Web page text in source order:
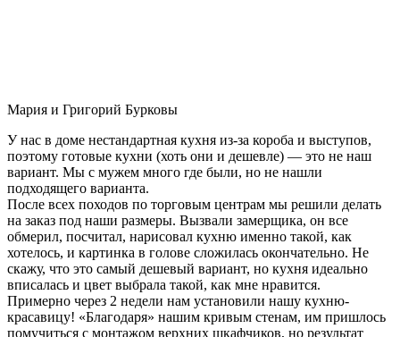
Мария и Григорий Бурковы
У нас в доме нестандартная кухня из-за короба и выступов,
поэтому готовые кухни (хоть они и дешевле) — это не наш
вариант. Мы с мужем много где были, но не нашли
подходящего варианта.
После всех походов по торговым центрам мы решили делать
на заказ под наши размеры. Вызвали замерщика, он все
обмерил, посчитал, нарисовал кухню именно такой, как
хотелось, и картинка в голове сложилась окончательно. Не
скажу, что это самый дешевый вариант, но кухня идеально
вписалась и цвет выбрала такой, как мне нравится.
Примерно через 2 недели нам установили нашу кухню-
красавицу! «Благодаря» нашим кривым стенам, им пришлось
помучиться с монтажом верхних шкафчиков, но результат